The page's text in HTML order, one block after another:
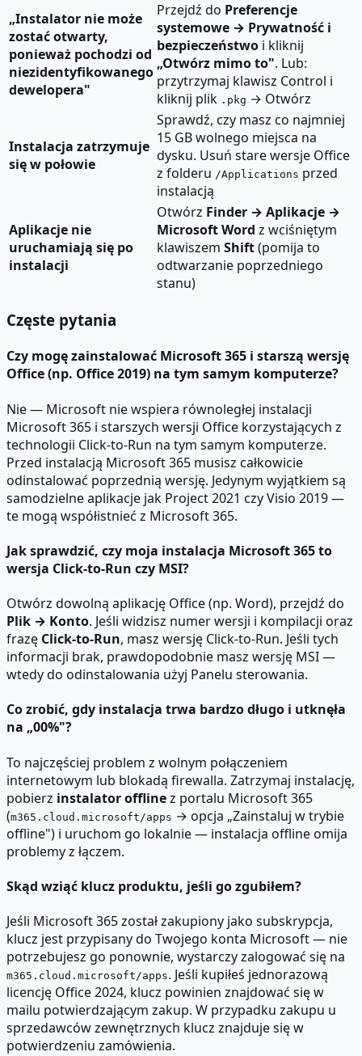
„Instalator nie może
zostać otwarty,
ponieważ pochodzi od
niezidentyfikowanego
dewelopera"
Przejdź do Preferencje
systemowe → Prywatność i
bezpieczeństwo i kliknij
„Otwórz mimo to". Lub:
przytrzymaj klawisz Control i
kliknij plik .pkg → Otwórz
Instalacja zatrzymuje
się w połowie
Sprawdź, czy masz co najmniej
15 GB wolnego miejsca na
dysku. Usuń stare wersje Office
z folderu /Applications przed
instalacją
Aplikacje nie
uruchamiają się po
instalacji
Otwórz Finder → Aplikacje →
Microsoft Word z wciśniętym
klawiszem Shift(pomija to
odtwarzanie poprzedniego
stanu)
Częste pytania
Czy mogę zainstalować Microsoft 365 i starszą wersję
Office (np. Office 2019) na tym samym komputerze?
Nie — Microsoft nie wspiera równoległej instalacji
Microsoft 365 i starszych wersji Office korzystających z
technologii Click-to-Run na tym samym komputerze.
Przed instalacją Microsoft 365 musisz całkowicie
odinstalować poprzednią wersję. Jedynym wyjątkiem są
samodzielne aplikacje jak Project 2021 czy Visio 2019 —
te mogą współistnieć z Microsoft 365.
Jak sprawdzić, czy moja instalacja Microsoft 365 to
wersja Click-to-Run czy MSI?
Otwórz dowolną aplikację Office (np. Word), przejdź do
Plik → Konto. Jeśli widzisz numer wersji i kompilacji oraz
frazę Click-to-Run, masz wersję Click-to-Run. Jeśli tych
informacji brak, prawdopodobnie masz wersję MSI —
wtedy do odinstalowania użyj Panelu sterowania.
Co zrobić, gdy instalacja trwa bardzo długo i utknęła
na „00%"?
To najczęściej problem z wolnym połączeniem
internetowym lub blokadą firewalla. Zatrzymaj instalację,
pobierz instalator offlinez portalu Microsoft 365
(m365.cloud.microsoft/apps → opcja „Zainstaluj w trybie
offline") i uruchom go lokalnie — instalacja offline omija
problemy z łączem.
Skąd wziąć klucz produktu, jeśli go zgubiłem?
Jeśli Microsoft 365 został zakupiony jako subskrypcja,
klucz jest przypisany do Twojego konta Microsoft — nie
potrzebujesz go ponownie, wystarczy zalogować się na
m365.cloud.microsoft/apps. Jeśli kupiłeś jednorazową
licencję Office 2024, klucz powinien znajdować się w
mailu potwierdzającym zakup. W przypadku zakupu u
sprzedawców zewnętrznych klucz znajduje się w
potwierdzeniu zamówienia.